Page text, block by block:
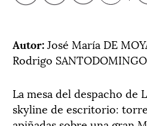
Autor:José María DE
Rodrigo SANTODOMINGO
La mesa del despacho de
skyline de escritorio: